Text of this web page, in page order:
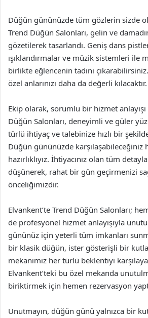
Düğün gününüzde tüm gözlerin sizde
Trend Düğün Salonları, gelin ve
gözetilerek tasarlandı. Geniş dans
ışıklandırmalar ve müzik sistemleri ile
birlikte eğlencenin tadını
özel anlarınızı daha da değerli kılacaktır.
Ekip olarak, sorumlu bir hizmet anlayışı
Düğün Salonları, deneyimli ve güler
türlü ihtiyaç ve talebinize hızlı bir
Düğün gününüzde
hazırlıklıyız. İhtiyacınız olan tüm
düşünerek, rahat bir gün geçirmenizi
önceliğimizdir.
Elvankent’te Trend Düğün Salonları;
de profesyonel hizmet anlayışıyla
gününüz için yeterli tüm imkanları
bir klasik düğün, ister gösterişli bir
mekanımız her türlü beklentiyi
Elvankent’teki bu özel mekanda
biriktirmek için hemen rezervasyon
Unutmayın, düğün günü yalnızca bir